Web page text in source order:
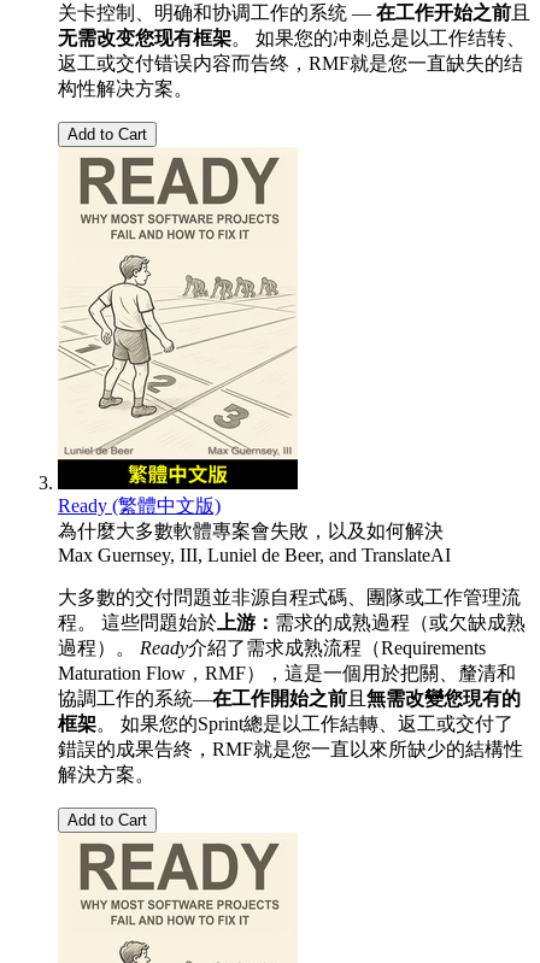
关卡控制、明确和协调工作的系统 — 在工作开始之前 且
无需改变您现有框架。 如果您的冲刺总是以工作结转、
返工或交付错误内容而告终，RMF就是您一直缺失的结
构性解决方案。
Add to Cart
Ready (繁體中文版)
為什麼大多數軟體專案會失敗，以及如何解決
Max Guernsey, III, Luniel de Beer, and TranslateAI
大多數的交付問題並非源自程式碼、團隊或工作管理流
程。 這些問題始於 上游： 需求的成熟過程（或欠缺成熟
過程）。 Ready介紹了需求成熟流程（Requirements
Maturation Flow，RMF），這是一個用於把關、釐清和
協調工作的系統—在工作開始之前 且 無需改變您現有的
框架。 如果您的Sprint總是以工作結轉、返工或交付了
錯誤的成果告終，RMF就是您一直以來所缺少的結構性
解決方案。
Add to Cart